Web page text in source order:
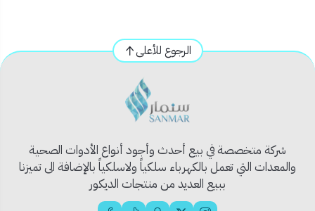
💡 قدرة تشغيل حتى 1000 واط – مناسب لمعظم أنواع
🔄 تحكم ناعم بانسيابية لتغيير شدة الإضاءة حسب الرغبة.
🛡️ جودة عالية لتحمّل التشغيل المستمر دون سخونة.
📦محتويات المنتج:
دايمر لمبة أسود بيانو 1000 واط
الرجوع للأعلى
شركة متخصصة في بيع أحدث وأجود أنواع الأدوات الصحية
والمعدات التي تعمل بالكهرباء سلكياً ولاسلكياً بالإضافة الى تميزنا
ببيع العديد من منتجات الديكور